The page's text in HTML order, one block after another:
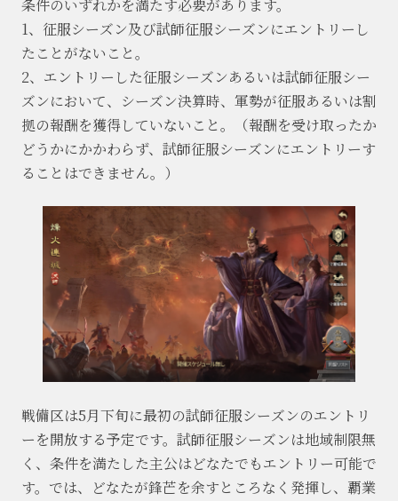
条件のいずれかを満たす必要があります。
1、征服シーズン及び試師征服シーズンにエントリーし
たことがないこと。
2、エントリーした征服シーズンあるいは試師征服シー
ズンにおいて、シーズン決算時、軍勢が征服あるいは割
拠の報酬を獲得していないこと。（報酬を受け取ったか
どうかにかかわらず、試師征服シーズンにエントリーす
ることはできません。）
戦備区は5月下旬に最初の試師征服シーズンのエントリ
ーを開放する予定です。試師征服シーズンは地域制限無
く、条件を満たした主公はどなたでもエントリー可能で
す。では、どなたが鋒芒を余すところなく発揮し、覇業